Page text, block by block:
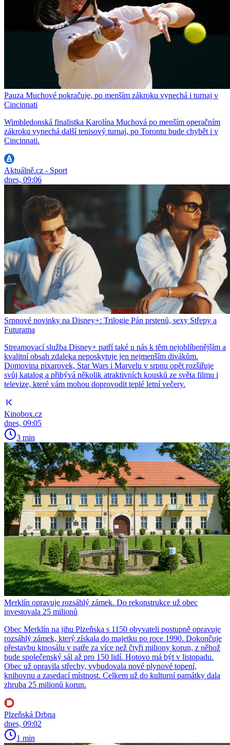
Pauza Muchové pokračuje, po menším zákroku vynechá i turnaj v
Cincinnati
Wimbledonská finalistka Karolína Muchová po menším operačním
zákroku vynechá další tenisový turnaj, po Torontu bude chybět i v
Cincinnati.
Aktuálně.cz - Sport
dnes, 09:06
Srpnové novinky na Disney+: Trilogie Pán prstenů, sexy Střepy a
Futurama
Streamovací služba Disney+ patří také u nás k těm nejoblíbenějším a
kvalitní obsah zdaleka neposkytuje jen nejmenším divákům.
Domovina pixarovek, Star Wars i Marvelu v srpnu opět rozšiřuje
svůj katalog a přibývá několik atraktivních kousků ze světa filmu i
televize, které vám mohou doprovodit teplé letní večery.
Kinobox.cz
dnes, 09:05
3 min
Merklín opravuje rozsáhlý zámek. Do rekonstrukce už obec
investovala 25 milionů
Obec Merklín na jihu Plzeňska s 1150 obyvateli postupně opravuje
rozsáhlý zámek, který získala do majetku po roce 1990. Dokončuje
přestavbu kinosálu v patře za více než čtyři miliony korun, z něhož
bude společenský sál až pro 150 lidí. Hotovo má být v listopadu.
Obec už opravila střechy, vybudovala nové plynové topení,
knihovnu a zasedací místnost. Celkem už do kulturní památky dala
zhruba 25 milionů korun.
Plzeňská Drbna
dnes, 09:02
1 min